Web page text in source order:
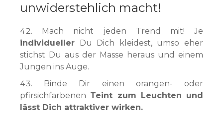
unwiderstehlich macht!
Mach nicht jeden Trend mit! Je
individueller Du Dich kleidest, umso eher
stichst Du aus der Masse heraus und einem
Jungen ins Auge.
Binde Dir einen orangen- oder
pfirsichfarbenen Teint zum Leuchten und
lässt Dich attraktiver wirken.